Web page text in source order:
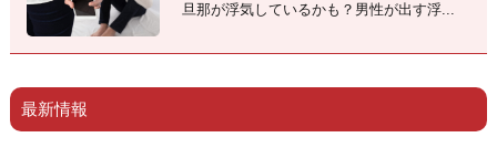
旦那が浮気しているかも？男性が出す浮...
最新情報